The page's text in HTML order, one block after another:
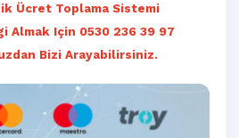
Ücret Toplama Sistemi
Almak Için 0530 236 39 97
Bizi Arayabilirsiniz.